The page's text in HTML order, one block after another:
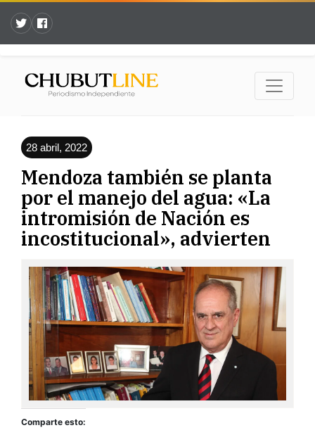
28 abril, 2022
Mendoza también se planta
por el manejo del agua: «La
intromisión de Nación es
incostitucional», advierten
Comparte esto: